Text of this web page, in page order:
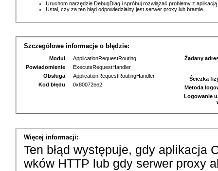
Uruchom narzędzie DebugDiag i spróbuj rozwiązać problemy z
Ustal, czy za ten błąd odpowiedzialny jest serwer proxy lub bramie.
Szczegółowe informacje o błędzie:
Moduł
ApplicationRequestRouting
Powiadomienie
ExecuteRequestHandler
Obsługa
ApplicationRequestRoutingHandler
Kod błędu
0x80072ee2
Żądany
Ścieżka
Metoda
Logowanie
Więcej informacji:
Ten błąd występuje, gdy aplikacja
wków HTTP lub gdy serwer proxy